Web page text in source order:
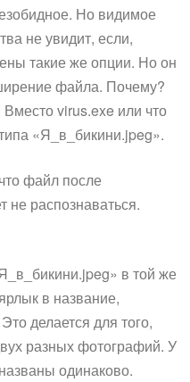
Но видимое
не увидит, если,
такие же опции. Но он
файла. Почему?
virus.exe или что
«Я_в_бикини.jpeg».
файл после
распознаваться.
в той же
в название,
делается для того,
разных фотографий. У
одинаково.